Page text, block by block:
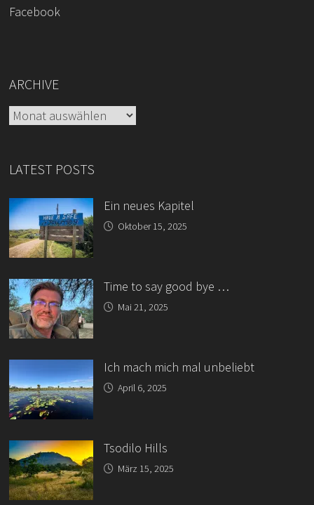
Facebook
ARCHIVE
Archive
LATEST POSTS
Ein neues Kapitel
Oktober 15, 2025
Time to say good bye …
Mai 21, 2025
Ich mach mich mal unbeliebt
April 6, 2025
Tsodilo Hills
März 15, 2025